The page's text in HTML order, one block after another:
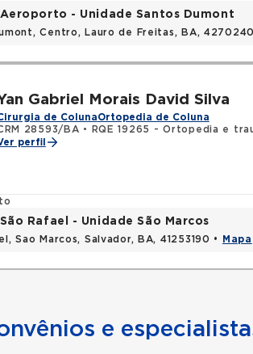
- Unidade Santos Dumont
Centro, Lauro de Freitas, BA,
Gabriel Morais David Silva
de ColunaOrtopedia de Coluna
28593/BA •
RQE 19265 - Ortopedia e
perfil
Rafael - Unidade São Marcos
Sao Marcos, Salvador, BA, 41253190 • Mapa
e